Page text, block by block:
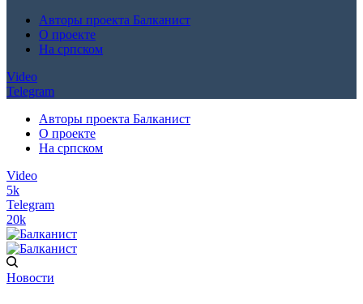
Авторы проекта Балканист
О проекте
На српском
Video
Telegram
Авторы проекта Балканист
О проекте
На српском
Video
5k
Telegram
20k
Новости